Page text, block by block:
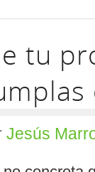
tu
Jesús